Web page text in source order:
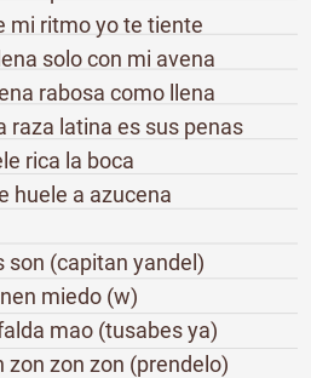
mi ritmo yo te tiente
solo con mi avena
rabosa como llena
raza latina es sus penas
rica la boca
huele a azucena
son (capitan yandel)
miedo (w)
mao (tusabes ya)
zon zon zon (prendelo)